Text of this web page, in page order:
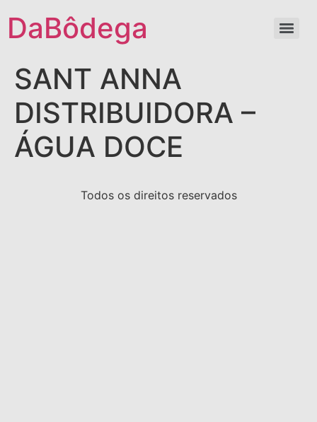
DaBôdega
SANT ANNA
DISTRIBUIDORA –
ÁGUA DOCE
Todos os direitos reservados